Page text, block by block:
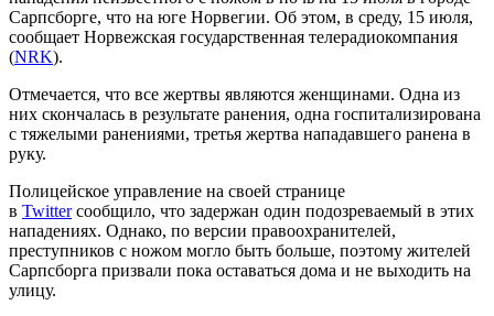
Сарпсборге, что на юге Норвегии. Об этом, в среду, 15 июля,
сообщает Норвежская государственная телерадиокомпания
(NRK).
Отмечается, что все жертвы являются женщинами. Одна из
них скончалась в результате ранения, одна госпитализирована
с тяжелыми ранениями, третья жертва нападавшего ранена в
руку.
Полицейское управление на своей странице
в Twitterсообщило, что задержан один подозреваемый в этих
нападениях. Однако, по версии правоохранителей,
преступников с ножом могло быть больше, поэтому жителей
Сарпсборга призвали пока оставаться дома и не выходить на
улицу.